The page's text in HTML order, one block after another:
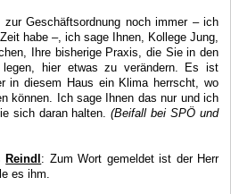
Geschäftsordnung noch immer – ich
habe –, ich sage Ihnen, Kollege Jung,
Ihre bisherige Praxis, die Sie in den
hier etwas zu verändern. Es ist
in diesem Haus ein Klima herrscht, wo
können. Ich sage Ihnen das nur und ich
sich daran halten.(Beifall bei SPÖ und
Reindl : Zum Wort gemeldet ist der Herr
es ihm.